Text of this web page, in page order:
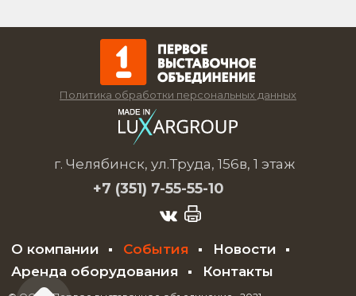
Политика обработки персональных данных
г. Челябинск, ул.Труда, 156в, 1 этаж
+7 (351) 7-55-55-10
О компании События
Новости
Аренда оборудования
Контакты